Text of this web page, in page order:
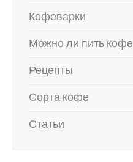
Кофеварки
Можно ли пить кофе
Рецепты
Сорта кофе
Статьи